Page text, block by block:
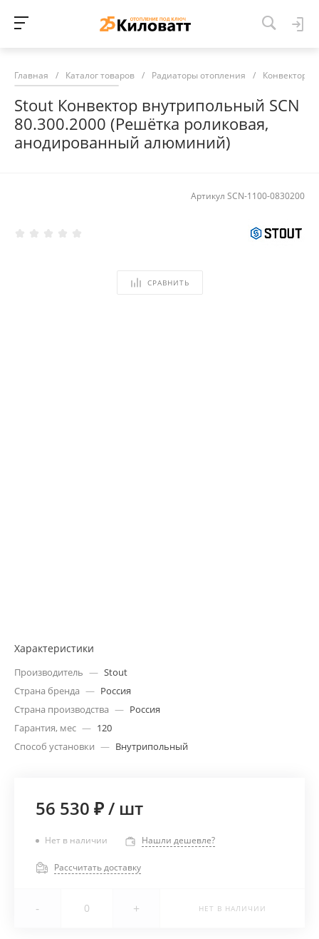
Главная / Каталог товаров / Радиаторы отопления / Конвекторы
Stout Конвектор внутрипольный SCN
80.300.2000 (Решётка роликовая,
анодированный алюминий)
Артикул SCN-1100-0830200
СРАВНИТЬ
Характеристики
Производитель — Stout
Страна бренда — Россия
Страна производства — Россия
Гарантия, мес — 120
Способ установки — Внутрипольный
56 530 ₽/ шт
Нет в наличии Нашли дешевле?
Рассчитать доставку
- + НЕТ В НАЛИЧИИ